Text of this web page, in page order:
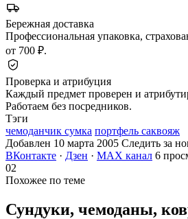
Бережная доставка
Профессиональная упаковка,
от 700 ₽.
Проверка и атрибуция
Каждый предмет проверен и
Работаем без посредников.
Тэги
чемоданчик сумка портфель саквояж
Добавлен 10 марта 2005 Следить за
ВКонтакте · Дзен · MAX канал 6
02
Похожее по теме
Сундуки, чемоданы,